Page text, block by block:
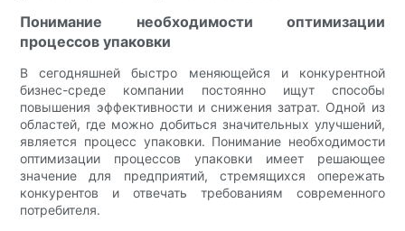
Понимание необходимости оптимизации
процессов упаковки
В сегодняшней быстро меняющейся и конкурентной
бизнес-среде компании постоянно ищут способы
повышения эффективности и снижения затрат. Одной из
областей, где можно добиться значительных улучшений,
является процесс упаковки. Понимание необходимости
оптимизации процессов упаковки имеет решающее
значение для предприятий, стремящихся опережать
конкурентов и отвечать требованиям современного
потребителя.